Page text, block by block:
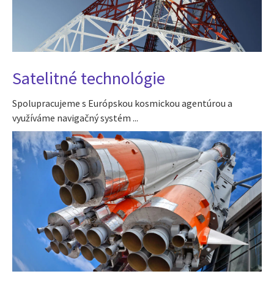
Satelitné technológie
Spolupracujeme s Európskou kosmickou agentúrou a
využíváme navigačný systém ...